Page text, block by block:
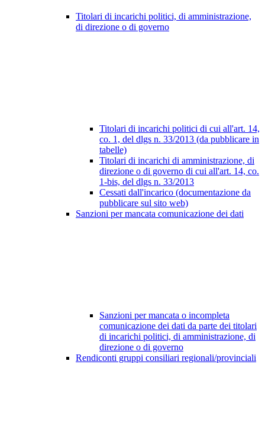
Titolari di incarichi politici, di amministrazione,
di direzione o di governo
Titolari di incarichi politici di cui all'art. 14,
co. 1, del dlgs n. 33/2013 (da pubblicare in
tabelle)
Titolari di incarichi di amministrazione, di
direzione o di governo di cui all'art. 14, co.
1-bis, del dlgs n. 33/2013
Cessati dall'incarico (documentazione da
pubblicare sul sito web)
Sanzioni per mancata comunicazione dei dati
Sanzioni per mancata o incompleta
comunicazione dei dati da parte dei titolari
di incarichi politici, di amministrazione, di
direzione o di governo
Rendiconti gruppi consiliari regionali/provinciali